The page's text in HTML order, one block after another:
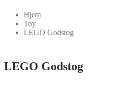
Hjem
Toy
LEGO Godstog
LEGO Godstog